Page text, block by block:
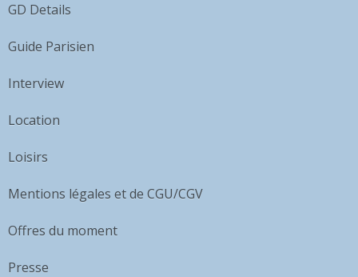
GD Details
Guide Parisien
Interview
Location
Loisirs
Mentions légales et de CGU/CGV
Offres du moment
Presse